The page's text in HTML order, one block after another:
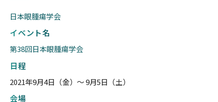
日本眼腫瘍学会
イベント名
第38回日本眼腫瘍学会
日程
2021年9月4日（金）〜 9月5日（土）
会場